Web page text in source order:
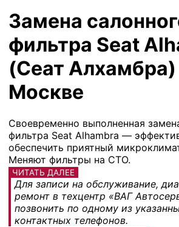
Замена
фильтра Seat
(Сеат Алхамбра)
Москве
Своевременно выполненная
фильтра Seat Alhambra —
обеспечить приятный
Меняют фильтры на СТО.
ЧИТАТЬ ДАЛЕЕ
Для записи на обслуживание,
ремонт в техцентр «ВАГ
позвонить по одному из
контактных телефонов.